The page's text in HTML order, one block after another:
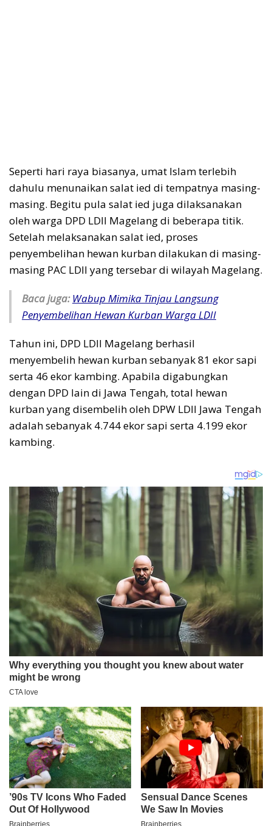
Seperti hari raya biasanya, umat Islam terlebih
dahulu menunaikan salat ied di tempatnya masing-
masing. Begitu pula salat ied juga dilaksanakan
oleh warga DPD LDII Magelang di beberapa titik.
Setelah melaksanakan salat ied, proses
penyembelihan hewan kurban dilakukan di masing-
masing PAC LDII yang tersebar di wilayah Magelang.
Baca juga: Wabup Mimika Tinjau Langsung
Penyembelihan Hewan Kurban Warga LDII
Tahun ini, DPD LDII Magelang berhasil
menyembelih hewan kurban sebanyak 81 ekor sapi
serta 46 ekor kambing. Apabila digabungkan
dengan DPD lain di Jawa Tengah, total hewan
kurban yang disembelih oleh DPW LDII Jawa Tengah
adalah sebanyak 4.744 ekor sapi serta 4.199 ekor
kambing.